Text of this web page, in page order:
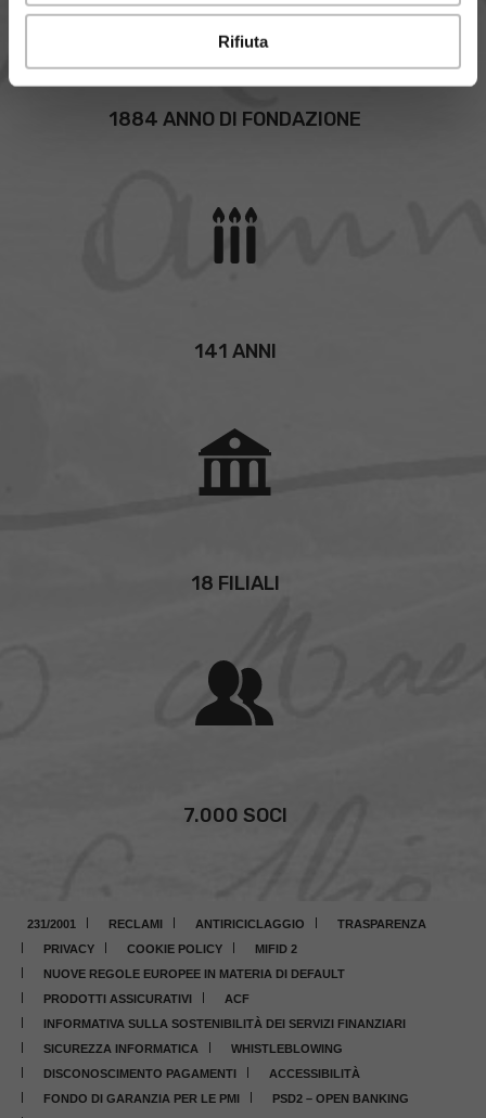
Rifiuta
1884 ANNO DI FONDAZIONE
141 ANNI
18 FILIALI
7.000 SOCI
231/2001 RECLAMI ANTIRICICLAGGIO
TRASPARENZA
PRIVACY
COOKIE POLICY
MIFID 2
NUOVE REGOLE EUROPEE IN MATERIA DI DEFAULT
PRODOTTI ASSICURATIVI
ACF
INFORMATIVA SULLA SOSTENIBILITÀ DEI SERVIZI FINANZIARI
SICUREZZA INFORMATICA
WHISTLEBLOWING
DISCONOSCIMENTO PAGAMENTI
ACCESSIBILITÀ
FONDO DI GARANZIA PER LE PMI
PSD2 – OPEN BANKING